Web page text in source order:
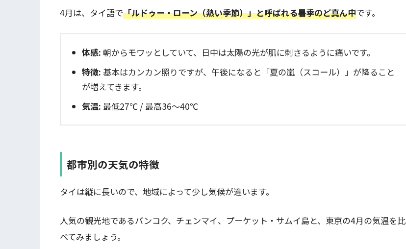
4月は、タイ語で「ルドゥー・ローン（熱い季節）」と呼ばれる暑季のど真ん中です。
体感: 朝からモワッとしていて、日中は太陽の光が肌に刺さるように痛いです。
特徴: 基本はカンカン照りですが、午後になると「夏の嵐（スコール）」が降ること
が増えてきます。
気温: 最低27℃ / 最高36〜40℃
都市別の天気の特徴
タイは縦に長いので、地域によって少し気候が違います。
人気の観光地であるバンコク、チェンマイ、プーケット・サムイ島と、東京の4月の気温を比
べてみましょう。